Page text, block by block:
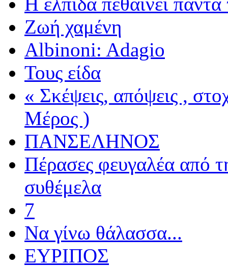
Ζωή χαμένη
Albinoni: Adagio
Τους είδα
« Σκέψεις, απόψεις ,
Μέρος )
ΠΑΝΣΕΛΗΝΟΣ
Πέρασες φευγαλέα από
συθέμελα
7
Να γίνω θάλασσα...
ΕΥΡΙΠΟΣ